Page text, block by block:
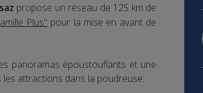
propose un réseau de 125 km de
Plus" pour la mise en avant de
panoramas époustouflants et une
attractions dans la poudreuse.